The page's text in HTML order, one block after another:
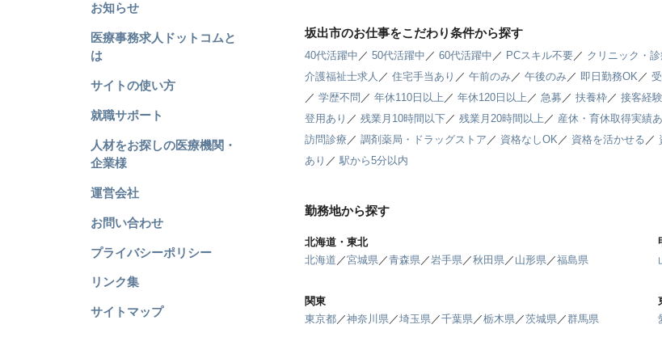
お知らせ
医療事務求人ドットコムと
は
サイトの使い方
就職サポート
人材をお探しの医療機関・
企業様
運営会社
お問い合わせ
プライバシーポリシー
リンク集
サイトマップ
坂出市のお仕事をこだわり条件から探す
40代活躍中 ／50代活躍中 ／60代活躍中 ／ PCスキル不要／ クリニック・
介護福祉士求人 ／住宅手当あり ／午前のみ／午後のみ／ 即日勤務OK／
／学歴不問 ／年休110日以上 ／年休120日以上 ／急募 ／扶養枠／接客経
登用あり ／残業月10時間以下／残業月20時間以上 ／ 産休・育休取得実績
訪問診療 ／調剤薬局・ドラッグストア ／ 資格なしOK／ 資格を活かせる ／
あり ／駅から5分以内
勤務地から探す
北海道・東北
北海道 ／宮城県／青森県／岩手県／秋田県／ 山形県／福島県
関東
東京都／神奈川県／埼玉県／千葉県／栃木県／茨城県／群馬県